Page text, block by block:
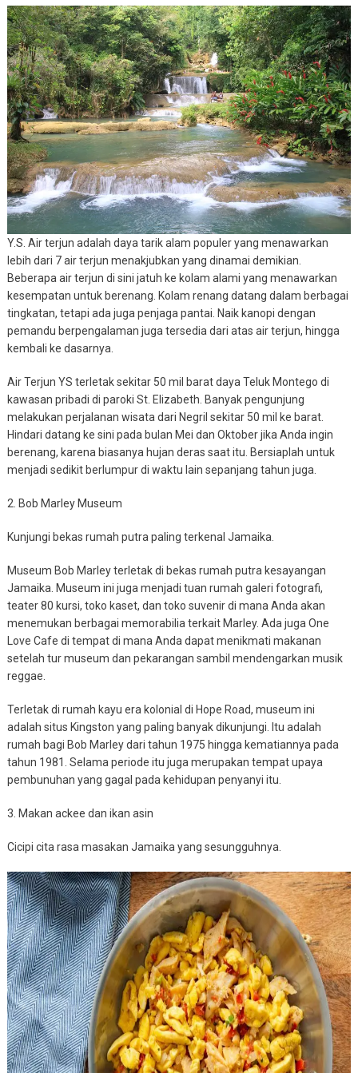
Y.S. Air terjun adalah daya tarik alam populer yang menawarkan
lebih dari 7 air terjun menakjubkan yang dinamai demikian.
Beberapa air terjun di sini jatuh ke kolam alami yang menawarkan
kesempatan untuk berenang. Kolam renang datang dalam berbagai
tingkatan, tetapi ada juga penjaga pantai. Naik kanopi dengan
pemandu berpengalaman juga tersedia dari atas air terjun, hingga
kembali ke dasarnya.
Air Terjun YS terletak sekitar 50 mil barat daya Teluk Montego di
kawasan pribadi di paroki St. Elizabeth. Banyak pengunjung
melakukan perjalanan wisata dari Negril sekitar 50 mil ke barat.
Hindari datang ke sini pada bulan Mei dan Oktober jika Anda ingin
berenang, karena biasanya hujan deras saat itu. Bersiaplah untuk
menjadi sedikit berlumpur di waktu lain sepanjang tahun juga.
2. Bob Marley Museum
Kunjungi bekas rumah putra paling terkenal Jamaika.
Museum Bob Marley terletak di bekas rumah putra kesayangan
Jamaika. Museum ini juga menjadi tuan rumah galeri fotografi,
teater 80 kursi, toko kaset, dan toko suvenir di mana Anda akan
menemukan berbagai memorabilia terkait Marley. Ada juga One
Love Cafe di tempat di mana Anda dapat menikmati makanan
setelah tur museum dan pekarangan sambil mendengarkan musik
reggae.
Terletak di rumah kayu era kolonial di Hope Road, museum ini
adalah situs Kingston yang paling banyak dikunjungi. Itu adalah
rumah bagi Bob Marley dari tahun 1975 hingga kematiannya pada
tahun 1981. Selama periode itu juga merupakan tempat upaya
pembunuhan yang gagal pada kehidupan penyanyi itu.
3. Makan ackee dan ikan asin
Cicipi cita rasa masakan Jamaika yang sesungguhnya.